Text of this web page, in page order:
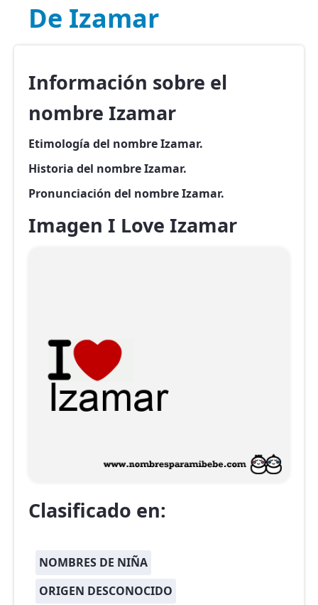
De Izamar
Información sobre el
nombre Izamar
Etimología del nombre Izamar.
Historia del nombre Izamar.
Pronunciación del nombre Izamar.
Imagen I Love Izamar
Clasificado en:
NOMBRES DE NIÑA
ORIGEN DESCONOCIDO